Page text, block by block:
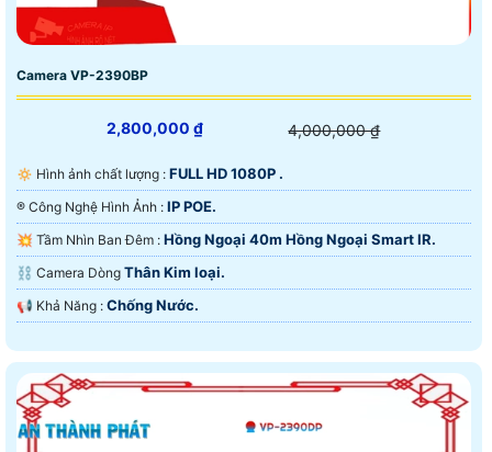
Camera VP-2390BP
2,800,000 ₫ 4,000,000 ₫
🔅 Hình ảnh chất lượng : FULL HD 1080P .
®️ Công Nghệ Hình Ảnh : IP POE.
💥 Tầm Nhìn Ban Đêm : Hồng Ngoại 40m Hồng Ngoại Smart IR.
⛓ Camera Dòng Thân Kim loại.
️📢 Khả Năng : Chống Nước.